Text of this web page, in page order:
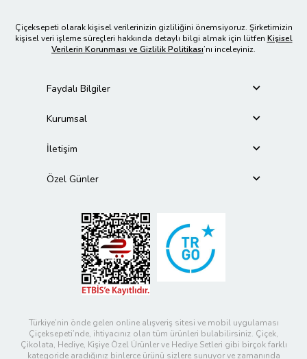
Çiçeksepeti olarak kişisel verilerinizin gizliliğini önemsiyoruz. Şirketimizin
kişisel veri işleme süreçleri hakkında detaylı bilgi almak için lütfen Kişisel
Verilerin Korunması ve Gizlilik Politikası’nı inceleyiniz.
Faydalı Bilgiler
Kurumsal
İletişim
Özel Günler
Türkiye’nin önde gelen online alışveriş sitesi ve mobil uygulaması
Çiçeksepeti’nde, ihtiyacınız olan tüm ürünleri bulabilirsiniz. Çiçek,
Çikolata, Hediye, Kişiye Özel Ürünler ve Hediye Setleri gibi birçok farklı
kategoride aradığınız binlerce ürünü sizlere sunuyor ve zamanında